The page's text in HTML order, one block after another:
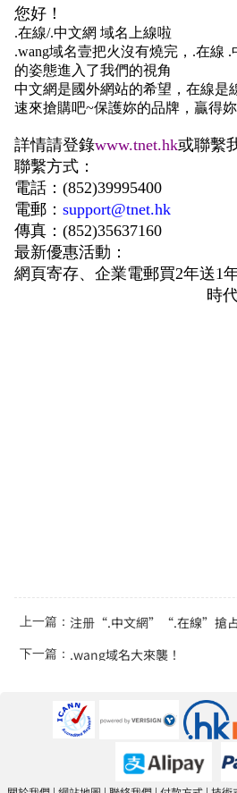
您好！
.在線/.中文網 域名上線啦
.wang域名壹把火沒有燒完，.在線
的姿態進入了我們的視角
中文網是國外網站的希望，在線是
速來搶購吧~保護妳的品牌，贏得
詳情請登錄www.tnet.hk或聯繫
聯繫方式：
電話：(852)39995400
電郵： support@tnet.hk
傳真：(852)35637160
最新優惠活動：
網頁寄存、企業電郵買2年送1
時
上一篇：
下一篇： .wang域名大來襲！